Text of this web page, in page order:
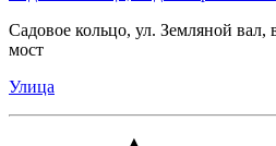
Садовое кольцо, ул. Земляной вал,
мост
Улица